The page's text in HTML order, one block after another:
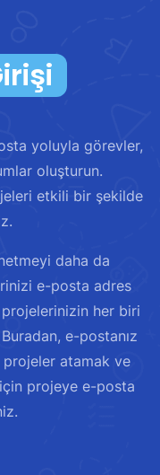
yoluyla görevler,
oluşturun.
etkili bir şekilde
daha da
e-posta adres
projelerinizin her biri
e-postanız
atamak ve
projeye e-posta